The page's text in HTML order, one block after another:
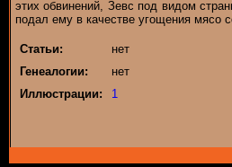
этих обвинений, Зевс под видом
подал ему в качестве угощения мясо
Статьи:
нет
Генеалогии:
нет
Иллюстрации:
1